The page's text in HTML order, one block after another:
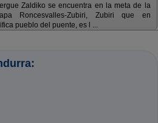
Zaldiko se encuentra en la meta de la
Roncesvalles-Zubiri, Zubiri que en
pueblo del puente, es l ...